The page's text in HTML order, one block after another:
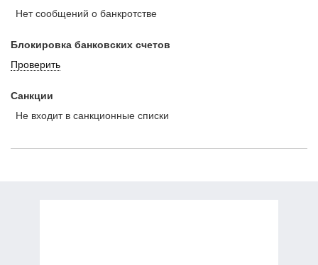
Нет сообщений о банкротстве
Блокировка банковских счетов
Проверить
Санкции
Не входит в санкционные списки